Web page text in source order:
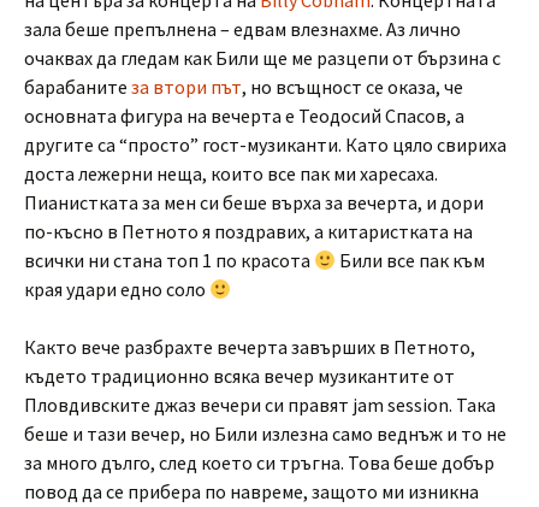
зала беше препълнена – едвам влезнахме. Аз лично
очаквах да гледам как Били ще ме разцепи от бързина с
барабаните за втори път, но всъщност се оказа, че
основната фигура на вечерта е Теодосий Спасов, а
другите са “просто” гост-музиканти. Като цяло свириха
доста лежерни неща, които все пак ми харесаха.
Пианистката за мен си беше върха за вечерта, и дори
по-късно в Петното я поздравих, а китаристката на
всички ни стана топ 1 по красота
Били все пак към
края удари едно соло
Както вече разбрахте вечерта завърших в Петното,
където традиционно всяка вечер музикантите от
Пловдивските джаз вечери си правят jam session. Така
беше и тази вечер, но Били излезна само веднъж и то не
за много дълго, след което си тръгна. Това беше добър
повод да се прибера по навреме, защото ми изникна